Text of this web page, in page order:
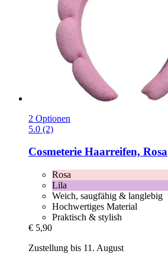
2 Optionen
5.0 (2)
Cosmeterie Haarreifen, Rosa
Rosa
Lila
Weich, saugfähig & langlebig
Hochwertiges Material
Praktisch & stylish
€ 5,90
Zustellung bis 11. August